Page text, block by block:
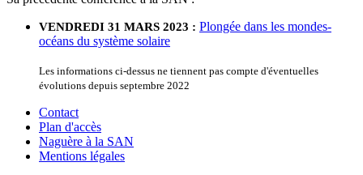
VENDREDI 31 MARS 2023 : Plongée dans les mondes-
océans du système solaire
Les informations ci-dessus ne tiennent pas compte d'éventuelles
évolutions depuis septembre 2022
Contact
Plan d'accès
Naguère à la SAN
Mentions légales